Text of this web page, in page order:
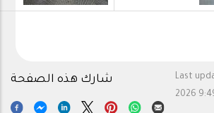
Last
2026
شارك هذه الصفحة